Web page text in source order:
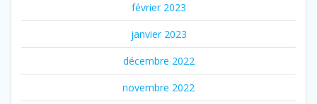
février 2023
janvier 2023
décembre 2022
novembre 2022